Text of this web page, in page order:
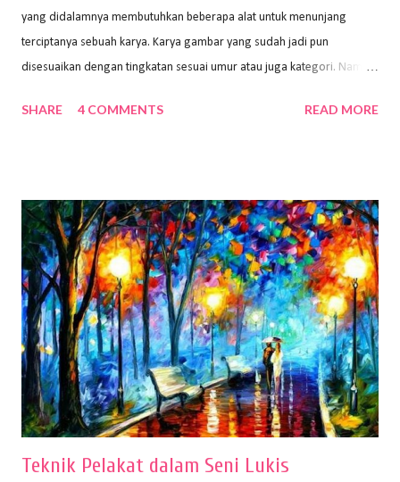
yang didalamnya membutuhkan beberapa alat untuk menunjang
terciptanya sebuah karya. Karya gambar yang sudah jadi pun
disesuaikan dengan tingkatan sesuai umur atau juga kategori. Namun,
sehingga hasilnya bisa dilihat. Peran alat dan bahan sangat
memiliki spesifikasi berbeda sesuai jenisnya. Berikut peralatan
menggambar bentuk: 1. Kertas Gambar Kegiatan menggambar
membutuhkan kertas yang baik agar proses pembuatan gambar lebih
nyaman dan maksimal. Bahan kertas yang baik salah satu syaratnya
adalah tidak mudah sobek, mengingat menggambar merupakan
proses menggores dan menghapus. Kertas adalah bahan yang paling
ideal digunakan untuk menggambar. Dalam menggambar
menggunakan pen...
SHARE 4 COMMENTS READ MORE
Teknik Pelakat dalam Seni Lukis